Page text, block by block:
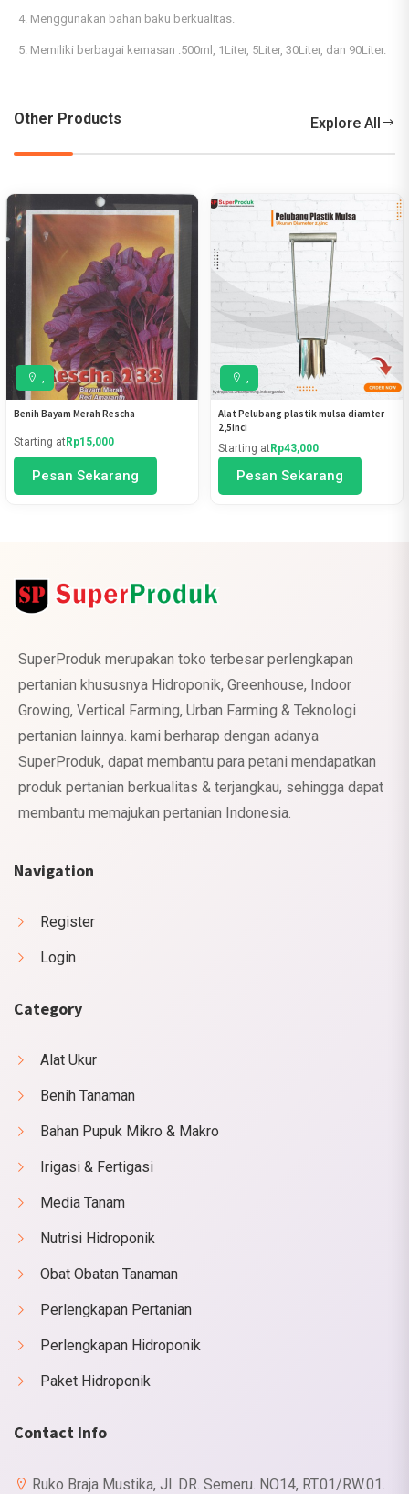
4. Menggunakan bahan baku berkualitas.
5. Memiliki berbagai kemasan :500ml, 1Liter, 5Liter, 30Liter, dan 90Liter.
Other Products Explore All
,
Benih Bayam Merah Rescha
Starting atRp15,000
Pesan Sekarang
,
Alat Pelubang plastik mulsa diamter
2,5inci
Starting at Rp43,000
Pesan Sekarang
SuperProduk merupakan toko terbesar perlengkapan
pertanian khususnya Hidroponik, Greenhouse, Indoor
Growing, Vertical Farming, Urban Farming & Teknologi
pertanian lainnya. kami berharap dengan adanya
SuperProduk, dapat membantu para petani mendapatkan
produk pertanian berkualitas & terjangkau, sehingga dapat
membantu memajukan pertanian Indonesia.
Navigation
Register
Login
Category
Alat Ukur
Benih Tanaman
Bahan Pupuk Mikro & Makro
Irigasi & Fertigasi
Media Tanam
Nutrisi Hidroponik
Obat Obatan Tanaman
Perlengkapan Pertanian
Perlengkapan Hidroponik
Paket Hidroponik
Contact Info
Ruko Braja Mustika, Jl. DR. Semeru. NO14, RT.01/RW.01.